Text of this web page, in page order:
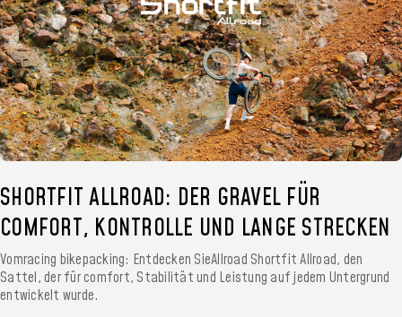
SHORTFIT ALLROAD: DER GRAVEL FÜR
COMFORT, KONTROLLE UND LANGE STRECKEN
Vomracing bikepacking: Entdecken SieAllroad Shortfit Allroad, den
Sattel, der für comfort, Stabilität und Leistung auf jedem Untergrund
entwickelt wurde.